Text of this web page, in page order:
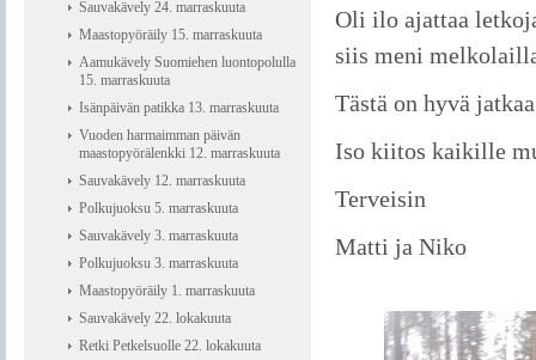
Oli ilo ajattaa
siis meni
Tästä on hyvä
Iso kiitos kaikille
Terveisin
Matti ja Niko
Sauvakävely 24. marraskuuta
Maastopyöräily 15. marraskuuta
Aamukävely Suomiehen luontopolulla
15. marraskuuta
Isänpäivän patikka 13. marraskuuta
Vuoden harmaimman päivän
maastopyörälenkki 12. marraskuuta
Sauvakävely 12. marraskuuta
Polkujuoksu 5. marraskuuta
Sauvakävely 3. marraskuuta
Polkujuoksu 3. marraskuuta
Maastopyöräily 1. marraskuuta
Sauvakävely 22. lokakuuta
Retki Petkelsuolle 22. lokakuuta